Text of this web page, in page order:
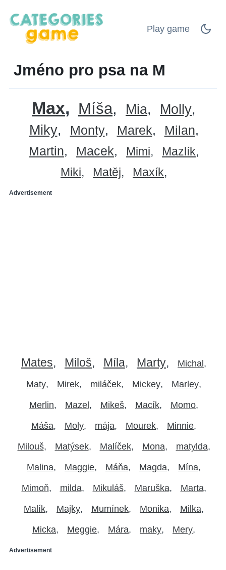
Play game
Jméno pro psa na M
Max Míša Mia
Molly
Miky
Monty Marek
Milan
Martin
Macek Mimi
Mazlík
Miki
Matěj Maxík
Advertisement
Mates Miloš Míla Marty Michal
Maty Mirek miláček Mickey Marley
Merlin Mazel Mikeš Macík Momo
Máša Moly mája Mourek Minnie
Milouš Matýsek Malíček Mona matylda
Malina Maggie Máňa Magda Mína
Mimoň milda Mikuláš Maruška Marta
Malík Majky Mumínek Monika Milka
Micka Meggie Mára maky Mery
Advertisement